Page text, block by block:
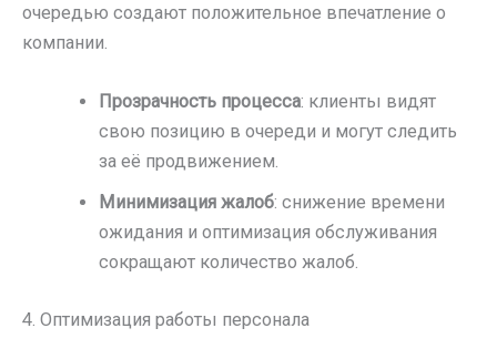
очередью создают положительное впечатление о
компании.
Прозрачность процесса: клиенты видят
свою позицию в очереди и могут следить
за её продвижением.
Минимизация жалоб: снижение времени
ожидания и оптимизация обслуживания
сокращают количество жалоб.
4. Оптимизация работы персонала